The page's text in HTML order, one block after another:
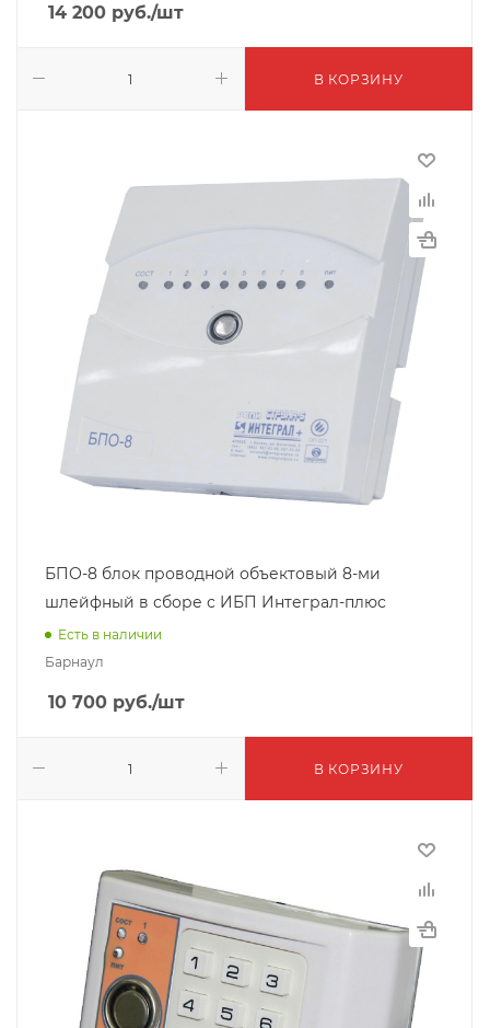
14 200 руб./шт
В КОРЗИНУ
БПО-8 блок проводной объектовый 8-ми
шлейфный в сборе с ИБП Интеграл-плюс
Есть в наличии
Барнаул
10 700 руб./шт
В КОРЗИНУ